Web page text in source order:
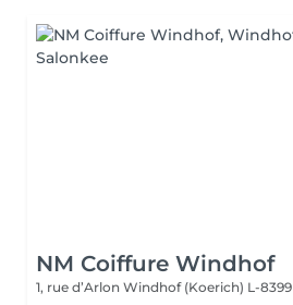
NM Coiffure Windhof
1, rue d’Arlon Windhof (Koerich) L-8399